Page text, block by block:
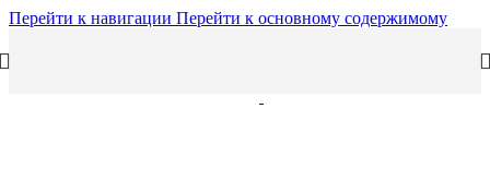
Перейти к навигации Перейти к основному содержимому